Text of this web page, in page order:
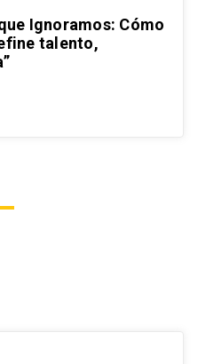
Ignoramos: Cómo
talento,